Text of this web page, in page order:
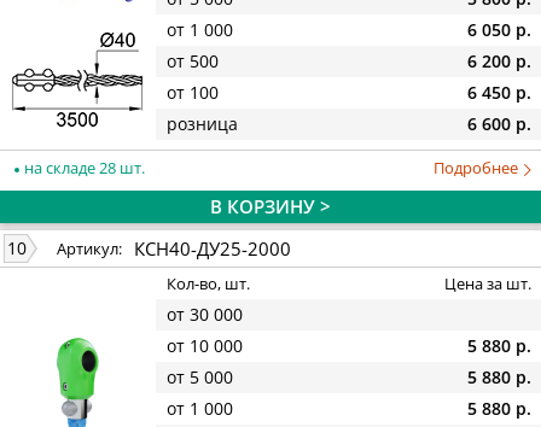
от 1 000
6 050 р.
от 500
6 200 р.
от 100
6 450 р.
розница
6 600 р.
на складе 28 шт. Подробнее
В КОРЗИНУ >
10 Артикул: КСН40-ДУ25-2000
Кол-во, шт. Цена за шт.
от 30 000
от 10 000
5 880 р.
от 5 000
5 880 р.
от 1 000
5 880 р.